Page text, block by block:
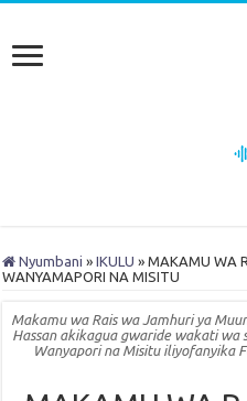
Nyumbani » IKULU » MAKAMU WA
WANYAMAPORI NA MISITU
Makamu wa Rais wa Jamhuri ya
Hassan akikagua gwaride wakati wa
Wanyapori na Misitu iliyofanyika